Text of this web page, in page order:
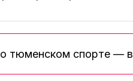
о тюменском спорте — в